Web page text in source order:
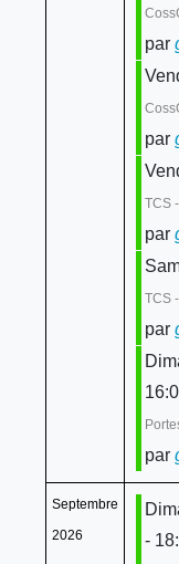
par
par
TCS
par
TCS
par
par
Septembre
2026
-